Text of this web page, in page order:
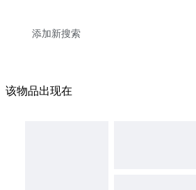
该物品出现在